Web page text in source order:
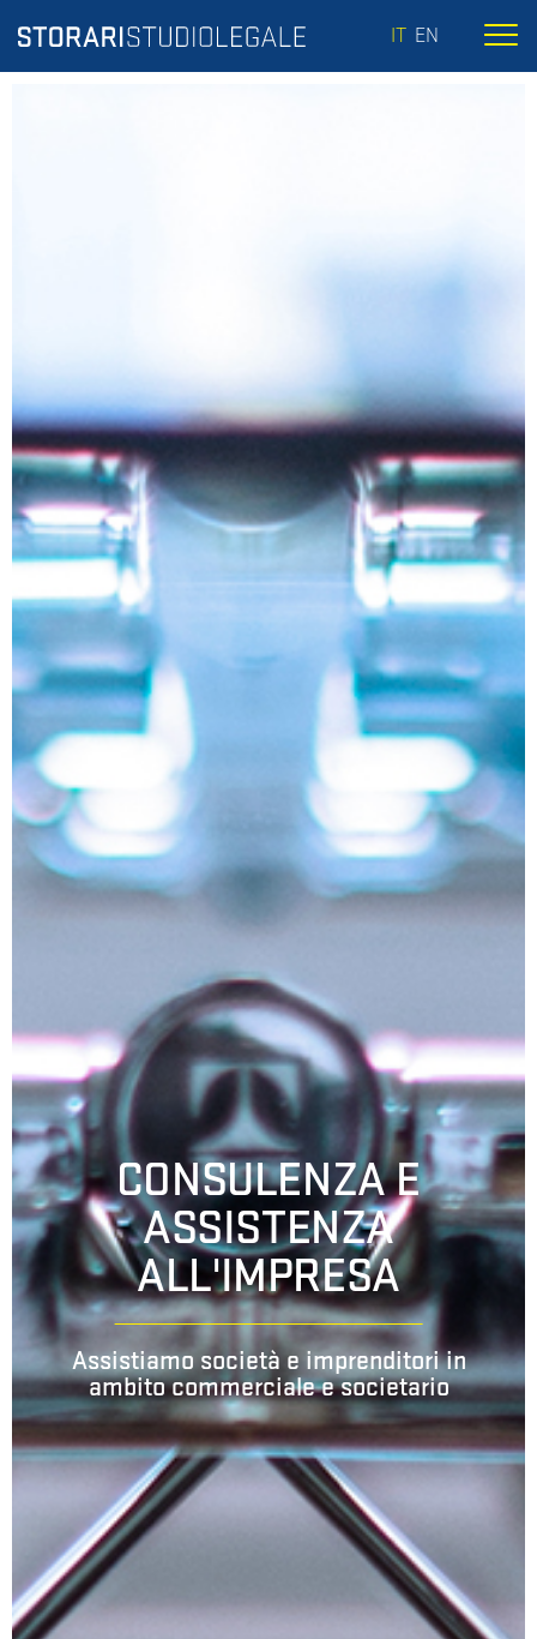
IT EN
CONSULENZA E
ASSISTENZA
ALL'IMPRESA
Assistiamo società e imprenditori in
ambito commerciale e societario